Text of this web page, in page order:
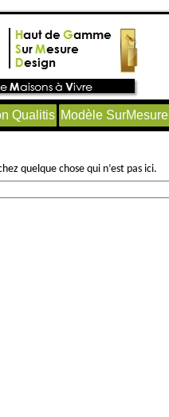
Qualitis Modèle SurMesure
quelque chose qui n’est pas ici.